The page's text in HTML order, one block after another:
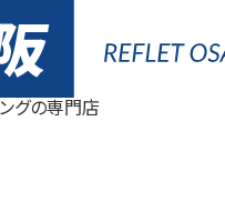
グの専門店